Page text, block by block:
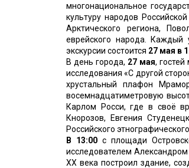
многонациональное
культуру народов
Арктического региона,
еврейского народа. Каждый
экскурсии состоится 27 мая в
В день города, 27 мая,
исследования «С другой
хрустальный плафон
восемнадцатиметровую
Карлом Росси, где в своё
Кнорозов, Евгения
Российского
В 13:00с площади
исследователем
XX века построил здание,